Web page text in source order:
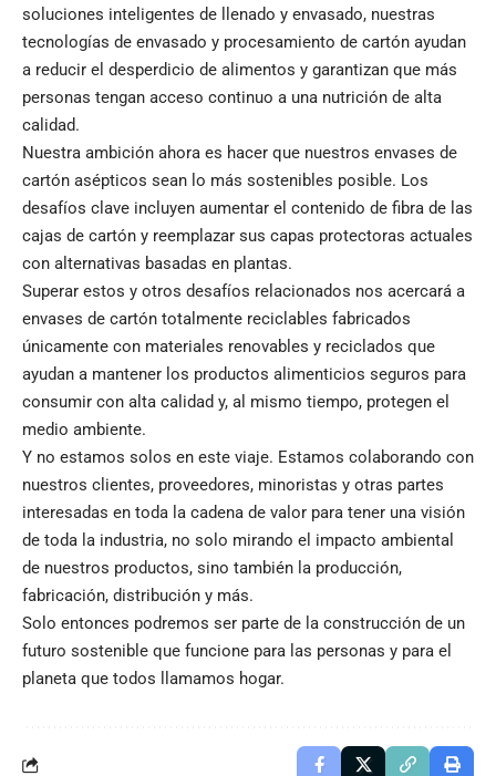
soluciones inteligentes de llenado y envasado, nuestras
tecnologías de envasado y procesamiento de cartón ayudan
a reducir el desperdicio de alimentos y garantizan que más
personas tengan acceso continuo a una nutrición de alta
calidad.
Nuestra ambición ahora es hacer que nuestros envases de
cartón asépticos sean lo más sostenibles posible. Los
desafíos clave incluyen aumentar el contenido de fibra de las
cajas de cartón y reemplazar sus capas protectoras actuales
con alternativas basadas en plantas.
Superar estos y otros desafíos relacionados nos acercará a
envases de cartón totalmente reciclables fabricados
únicamente con materiales renovables y reciclados que
ayudan a mantener los productos alimenticios seguros para
consumir con alta calidad y, al mismo tiempo, protegen el
medio ambiente.
Y no estamos solos en este viaje. Estamos colaborando con
nuestros clientes, proveedores, minoristas y otras partes
interesadas en toda la cadena de valor para tener una visión
de toda la industria, no solo mirando el impacto ambiental
de nuestros productos, sino también la producción,
fabricación, distribución y más.
Solo entonces podremos ser parte de la construcción de un
futuro sostenible que funcione para las personas y para el
planeta que todos llamamos hogar.